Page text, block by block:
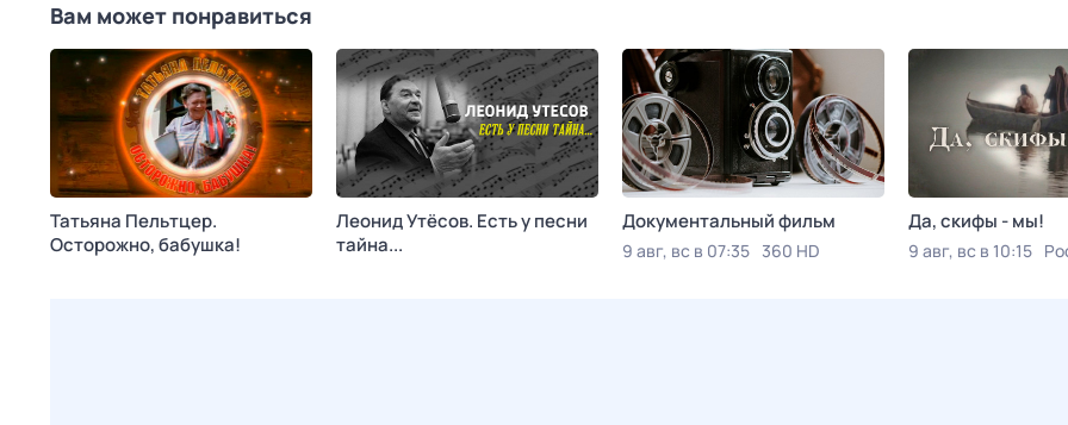
Вам может понравиться
Татьяна Пельтцер.
Осторожно, бабушка!
Леонид Утёсов. Есть у песни
тайна...
Документальный фильм
9 авг, вс в 07:35 360 HD
Да, скифы - мы!
9 авг, вс в 10:15